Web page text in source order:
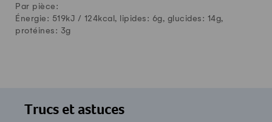
Par pièce:
Énergie: 519kJ / 124kcal, lipides: 6g, glucides: 14g,
protéines: 3g
Trucs et astuces